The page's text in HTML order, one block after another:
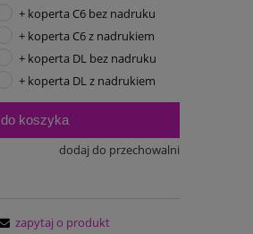
+ koperta C6 bez nadruku
+ koperta C6 z nadrukiem
+ koperta DL bez nadruku
+ koperta DL z nadrukiem
do koszyka
dodaj do przechowalni
zapytaj o produkt